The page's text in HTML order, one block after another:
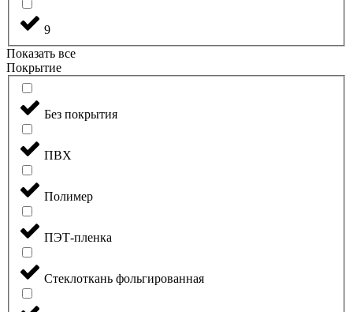
9
Показать все
Покрытие
Без покрытия
ПВХ
Полимер
ПЭТ-пленка
Стеклоткань фольгированная